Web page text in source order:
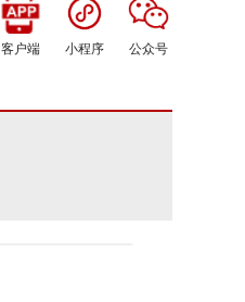
客户端 小程序 公众号